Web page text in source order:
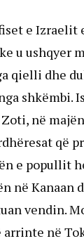
e Izraelit
u ushqyer
qielli dhe
shkëmbi.
në
që
e popullit
në Kanaan
vendin.
arrinte në